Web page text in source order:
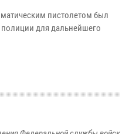
пистолетом был
для дальнейшего